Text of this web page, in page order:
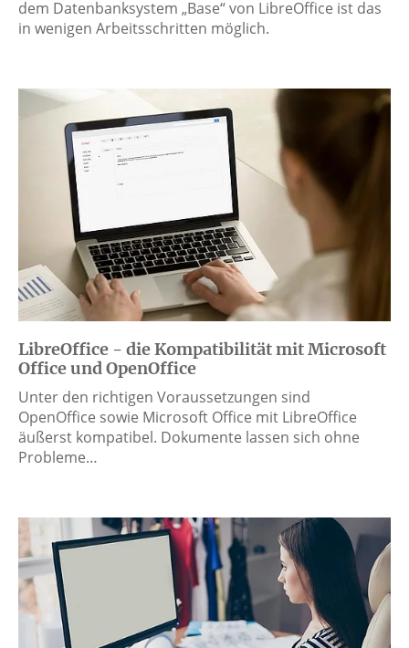
dem Datenbanksystem „Base“ von LibreOffice ist das
in wenigen Arbeitsschritten möglich.
LibreOffice - die Kompatibilität mit Microsoft
Office und OpenOffice
Unter den richtigen Voraussetzungen sind
OpenOffice sowie Microsoft Office mit LibreOffice
äußerst kompatibel. Dokumente lassen sich ohne
Probleme…